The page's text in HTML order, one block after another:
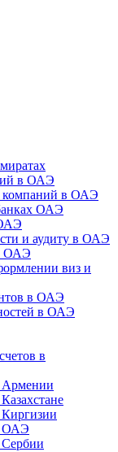
в ОАЭ
компаний в ОАЭ
ОАЭ
и аудиту в ОАЭ
ОАЭ
виз и
в ОАЭ
в ОАЭ
в
Армении
Киргизии
ОАЭ
Сербии